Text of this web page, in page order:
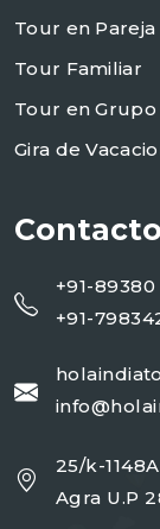
Tour en Pareja
Tour Familiar
Tour en Grupo
Gira de
Contacto
+91-89380
+91-
25/k-
Agra U.P